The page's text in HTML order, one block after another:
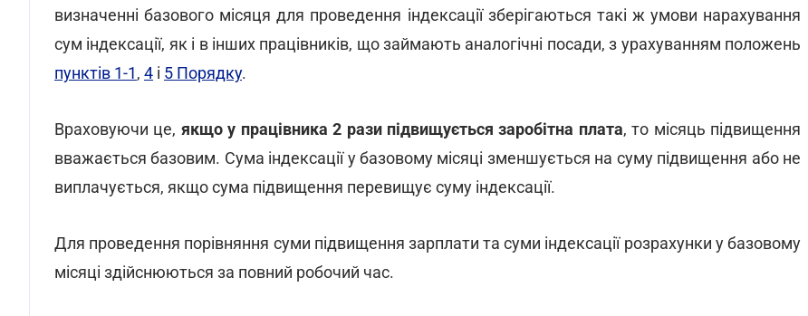
визначенні базового місяця для проведення індексації зберігаються такі ж умови нарахування
сум індексації, як і в інших працівників, що займають аналогічні посади, з урахуванням положень
пунктів 1-1, 4 і 5 Порядку.
Враховуючи це, якщо у працівника 2 рази підвищується заробітна плата, то місяць підвищення
вважається базовим. Сума індексації у базовому місяці зменшується на суму підвищення або не
виплачується, якщо сума підвищення перевищує суму індексації.
Для проведення порівняння суми підвищення зарплати та суми індексації розрахунки у базовому
місяці здійснюються за повний робочий час.